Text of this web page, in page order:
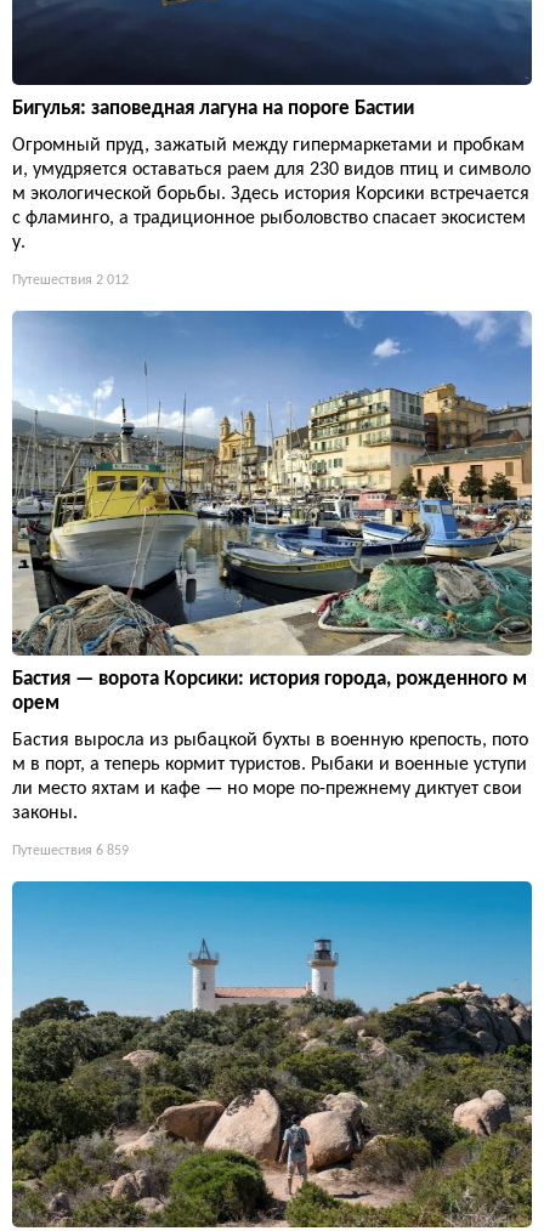
Бигулья: заповедная лагуна на пороге Бастии
Огромный пруд, зажатый между гипермаркетами и пробкам
и, умудряется оставаться раем для 230 видов птиц и символо
м экологической борьбы. Здесь история Корсики встречается
с фламинго, а традиционное рыболовство спасает экосистем
у.
Путешествия 2 012
Бастия — ворота Корсики: история города, рожденного м
орем
Бастия выросла из рыбацкой бухты в военную крепость, пото
м в порт, а теперь кормит туристов. Рыбаки и военные уступи
ли место яхтам и кафе — но море по-прежнему диктует свои
законы.
Путешествия 6 859